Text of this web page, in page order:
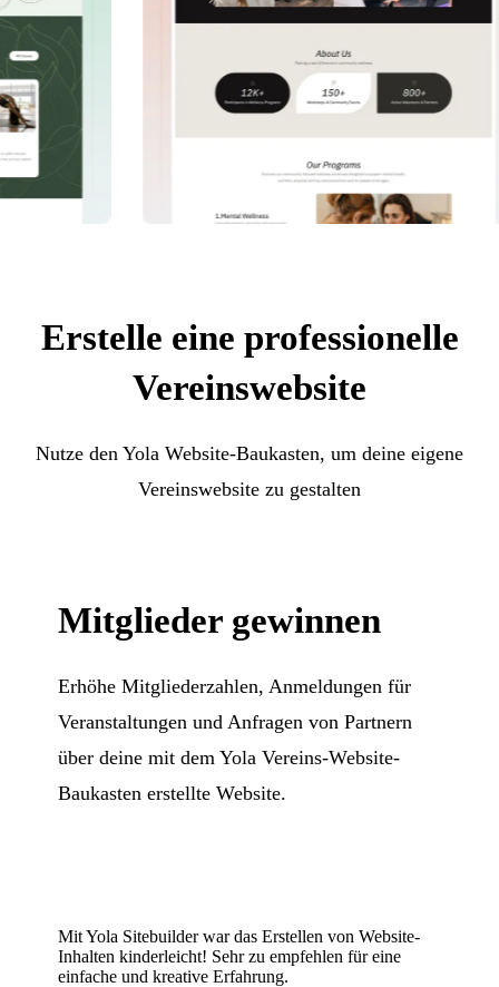
Erstelle eine professionelle
Vereinswebsite
Nutze den Yola Website-Baukasten, um deine eigene
Vereinswebsite zu gestalten
Mitglieder gewinnen
Erhöhe Mitgliederzahlen, Anmeldungen für
Veranstaltungen und Anfragen von Partnern
über deine mit dem Yola Vereins-Website-
Baukasten erstellte Website.
Mit Yola Sitebuilder war das Erstellen von Website-
Inhalten kinderleicht! Sehr zu empfehlen für eine
einfache und kreative Erfahrung.